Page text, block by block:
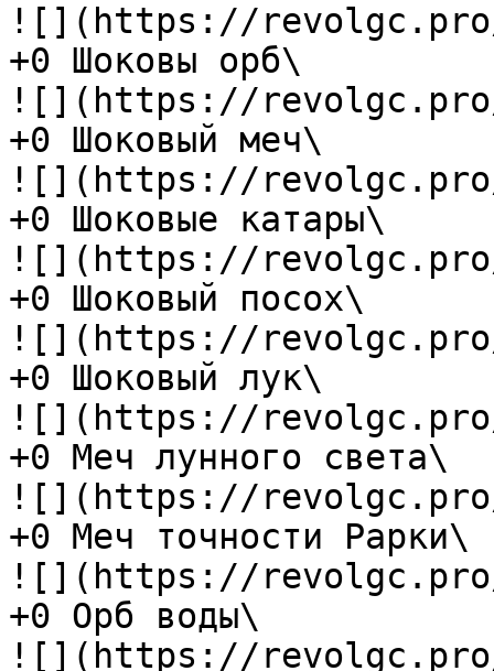
![](https://revolgc.pro/
+0 Шоковы орб\
![](https://revolgc.pro/
+0 Шоковый меч\
![](https://revolgc.pro/
+0 Шоковые катары\
![](https://revolgc.pro/
+0 Шоковый посох\
![](https://revolgc.pro/
+0 Шоковый лук\
![](https://revolgc.pro/
+0 Меч лунного света\
![](https://revolgc.pro/
+0 Меч точности Рарки\
![](https://revolgc.pro/
+0 Орб воды\
![](https://revolgc.pro/